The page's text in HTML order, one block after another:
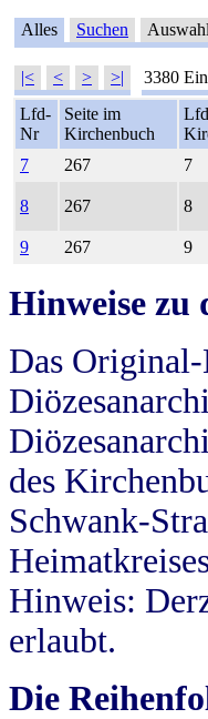
Alles Suchen Auswahl
|< < > >| 3380
Lfd-
Nr
Seite im
Kirchenbuch
7
267 7
8 267 8
9 267 9
Hinweise zu
Das
des
Schwank-
Hinweis:
erlaubt.
Die